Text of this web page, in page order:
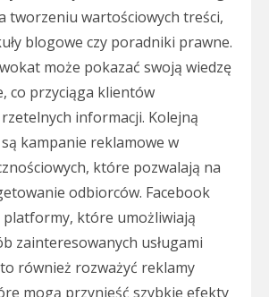
tworzeniu wartościowych treści,
blogowe czy poradniki prawne.
może pokazać swoją wiedzę
co przyciąga klientów
informacji. Kolejną
kampanie reklamowe w
które pozwalają na
odbiorców. Facebook
platformy, które umożliwiają
zainteresowanych usługami
również rozważyć reklamy
mogą przynieść szybkie efekty